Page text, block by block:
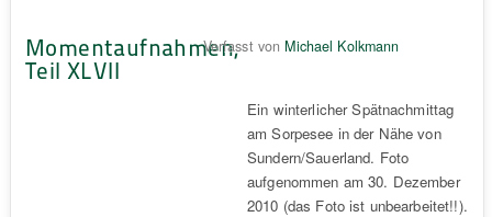
Momentaufnahmen,
Teil XLVII
Verfasst von Michael Kolkmann
Ein winterlicher Spätnachmittag
am Sorpesee in der Nähe von
Sundern/Sauerland. Foto
aufgenommen am 30. Dezember
2010 (das Foto ist unbearbeitet!!).